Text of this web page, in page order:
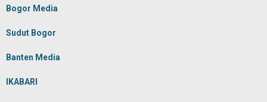
Bogor Media
Sudut Bogor
Banten Media
IKABARI